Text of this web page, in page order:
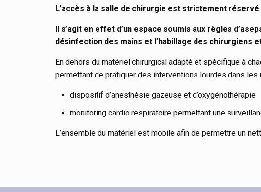
L’accès à la salle de chirurgie est strictement réservé
Il s’agit en effet d’un espace soumis aux règles
désinfection des mains et l’habillage des chirurgiens
En dehors du matériel chirurgical adapté et spécifique à
permettant de pratiquer des interventions lourdes dans
dispositif d’anesthésie gazeuse et d’oxygénothérapie
monitoring cardio respiratoire permettant une
L’ensemble du matériel est mobile afin de permettre un